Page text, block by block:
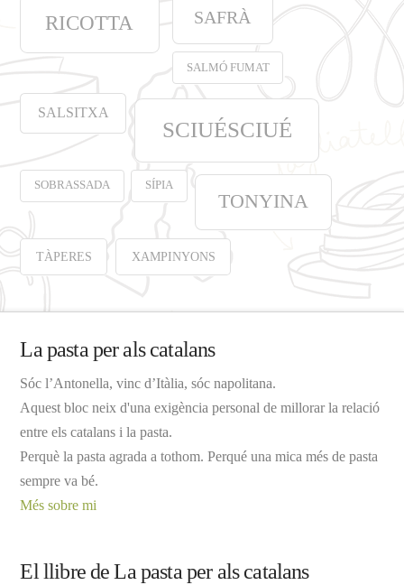
RICOTTA SAFRÀ
SALMÓ FUMAT
SALSITXA
SCIUÉSCIUÉ
SOBRASSADA SÍPIA
TONYINA
TÀPERES XAMPINYONS
La pasta per als catalans
Sóc l’Antonella, vinc d’Itàlia, sóc napolitana.
Aquest bloc neix d'una exigència personal de millorar la relació
entre els catalans i la pasta.
Perquè la pasta agrada a tothom. Perqué una mica més de pasta
sempre va bé.
Més sobre mi
El llibre de La pasta per als catalans